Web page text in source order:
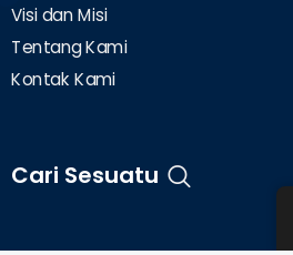
Visi dan Misi
Tentang Kami
Kontak Kami
Cari Sesuatu